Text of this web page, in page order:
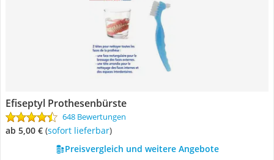
Efiseptyl Prothesenbürste
648 Bewertungen
ab 5,00 € ( Sofort lieferbar)
Preisvergleich und weitere Angebote